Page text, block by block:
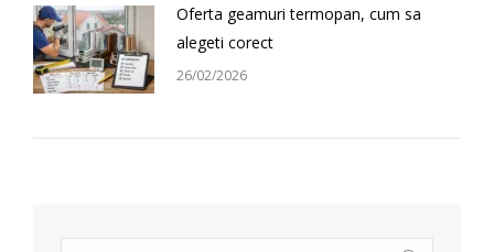
Oferta geamuri termopan, cum sa
alegeti corect
26/02/2026